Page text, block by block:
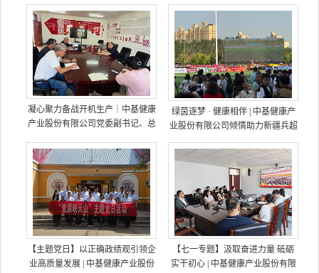
凝心聚力备战开机生产｜中基健康
产业股份有限公司党委副书记、总
分公司调研指导开机生产前期筹备
工作
绿茵逐梦 · 健康相伴 | 中基健康产
业股份有限公司倾情助力新疆兵超
【主题党日】以正确政绩观引领企
业高质量发展 | 中基健康产业股份
【七一专题】汲取奋进力量 砥砺
实干初心 | 中基健康产业股份有限